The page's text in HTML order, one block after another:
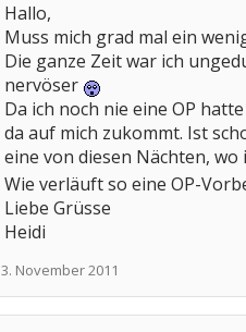
Hallo,
Muss mich grad mal ein
Die ganze Zeit war ich
nervöser
Da ich noch nie eine OP
da auf mich zukommt. Ist
eine von diesen Nächten,
Wie verläuft so eine OP-
Liebe Grüsse
Heidi
3. November 2011